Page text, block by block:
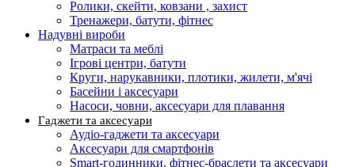
Ролики, скейти, ковзани , захист
Тренажери, батути, фітнес
Надувні вироби
Матраси та меблі
Ігрові центри, батути
Круги, нарукавники, плотики, жилети, м'ячі
Басейни і аксесуари
Насоси, човни, аксесуари для плавання
Гаджети та аксесуари
Аудіо-гаджети та аксесуари
Аксесуари для смартфонів
Smart-годинники, фітнес-браслети та аксесуари